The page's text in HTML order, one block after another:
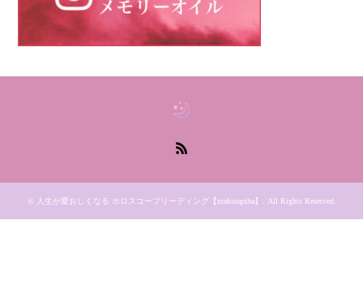
© 人生が愛おしくなる ホロスコープリーディング【mahinapiha】 . All Rights Reserved.